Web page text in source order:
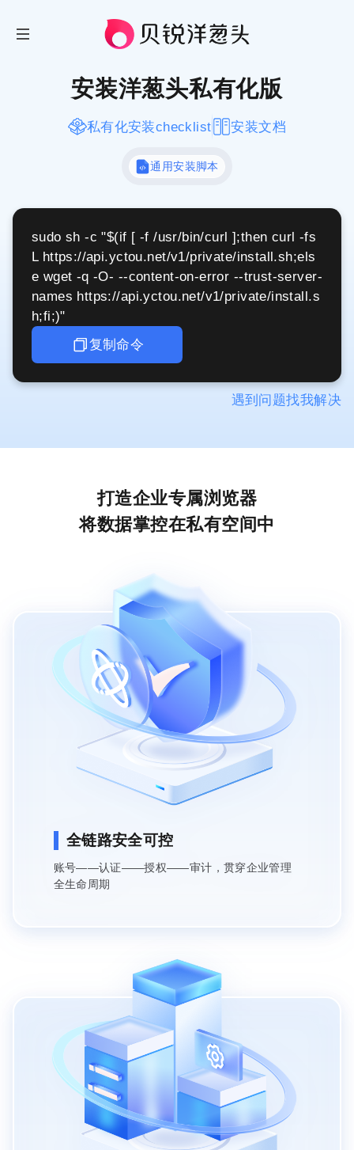
立即下载
SaaS
私有化
蒲公英
向日葵易维
智能硬件
企业定制
客户服务
安装洋葱头私有化版
私有化安装checklist 安装文档
通用安装脚本
sudo sh -c "$(if [ -f /usr/bin/curl ];then curl -fs
L https://api.yctou.net/v1/private/install.sh;els
e wget -q -O- --content-on-error --trust-server-
names https://api.yctou.net/v1/private/install.s
h;fi;)"
复制命令
遇到问题找我解决
打造企业专属浏览器
将数据掌控在私有空间中
全链路安全可控
账号——认证——授权——审计，贯穿企业管理
全生命周期